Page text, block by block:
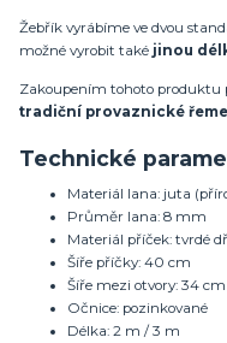
Žebřík vyrábíme ve dvou
možné vyrobit také jinou
Zakoupením tohoto produktu
tradiční provaznické
Technické
Materiál lana: juta
Průměr lana: 8 mm
Materiál příček: tvrdé
Šíře příčky: 40 cm
Šíře mezi otvory: 34 cm
Očnice: pozinkované
Délka: 2 m / 3 m